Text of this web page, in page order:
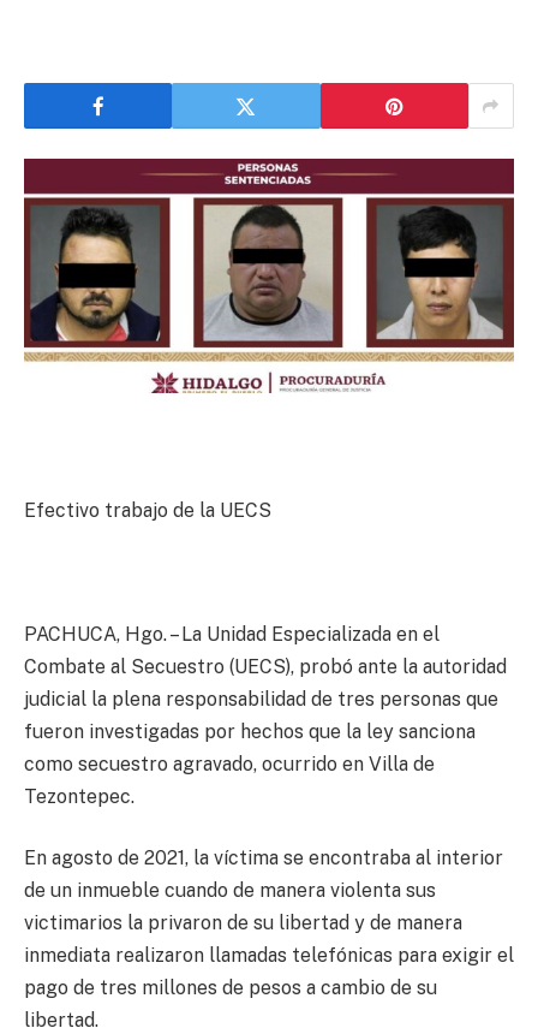
Efectivo trabajo de la UECS
PACHUCA, Hgo. – La Unidad Especializada en el
Combate al Secuestro (UECS), probó ante la autoridad
judicial la plena responsabilidad de tres personas que
fueron investigadas por hechos que la ley sanciona
como secuestro agravado, ocurrido en Villa de
Tezontepec.
En agosto de 2021, la víctima se encontraba al interior
de un inmueble cuando de manera violenta sus
victimarios la privaron de su libertad y de manera
inmediata realizaron llamadas telefónicas para exigir el
pago de tres millones de pesos a cambio de su
libertad.